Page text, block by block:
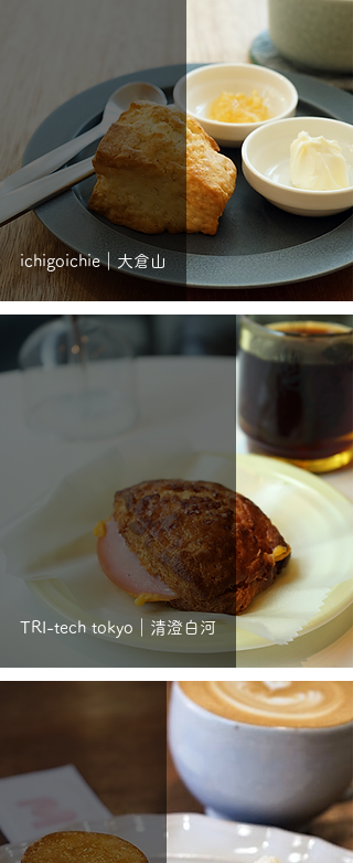
ichigoichie｜大倉山
TRI-tech tokyo｜清澄白河